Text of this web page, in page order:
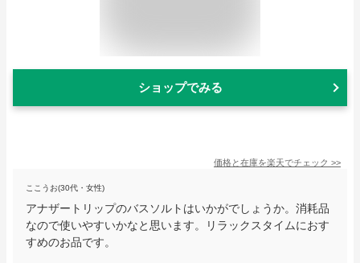
ショップでみる
価格と在庫を楽天でチェック >>
ここうお(30代・女性)
アナザートリップのバスソルトはいかがでしょうか。消耗品
なので使いやすいかなと思います。リラックスタイムにおす
すめのお品です。